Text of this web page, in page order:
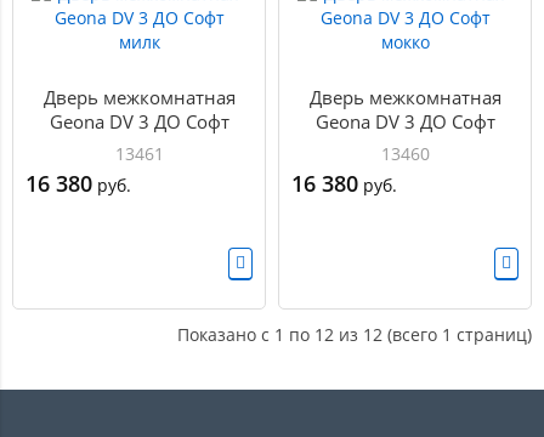
Дверь межкомнатная
Geona DV 3 ДО Софт
милк
13461
16 380 руб.
Дверь межкомнатная
Geona DV 3 ДО Софт
мокко
13460
16 380 руб.
Показано с 1 по 12 из 12 (всего 1 страниц)